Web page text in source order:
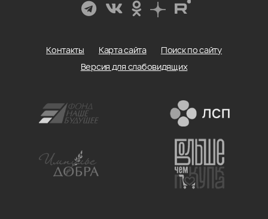
Контакты Карта сайта
Поиск по сайту
Версия для слабовидящих